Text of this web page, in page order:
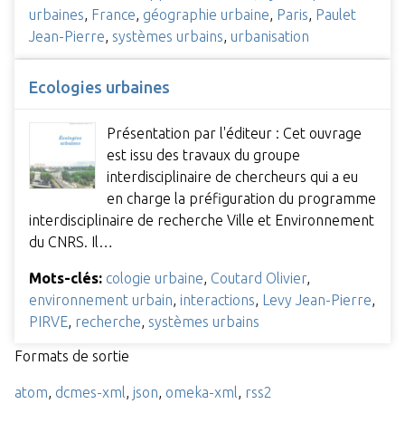
urbaines France géographie urbaine Paris Paulet
Jean-Pierre systèmes urbains urbanisation
Ecologies urbaines
Présentation par l'éditeur : Cet ouvrage
est issu des travaux du groupe
interdisciplinaire de chercheurs qui a eu
en charge la préfiguration du programme
interdisciplinaire de recherche Ville et Environnement
du CNRS. Il…
Mots-clés: cologie urbaine, Coutard Olivier,
environnement urbain, interactions, Levy Jean-Pierre,
PIRVE, recherche, systèmes urbains
Formats de sortie
atom, dcmes-xml, json, omeka-xml, rss2